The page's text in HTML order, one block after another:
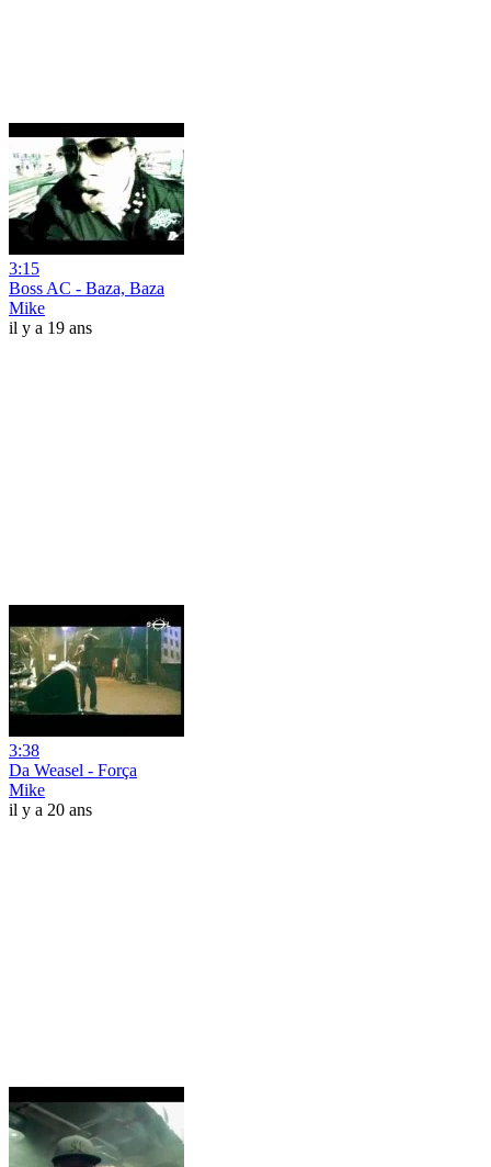
3:15
Boss AC - Baza, Baza
Mike
il y a 19 ans
3:38
Da Weasel - Força
Mike
il y a 20 ans